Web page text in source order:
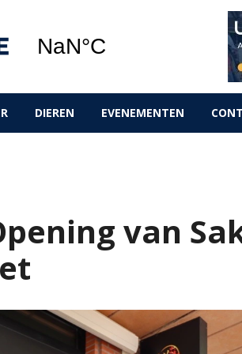
DIEREN EVENEMENTEN
van